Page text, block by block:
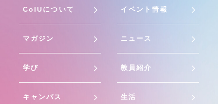
CoIUについて イベント情報
マガジン ニュース
学び 教員紹介
キャンパス 生活